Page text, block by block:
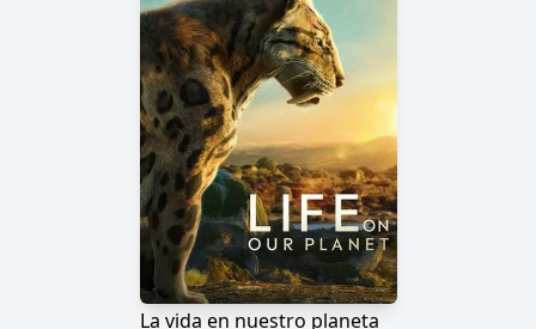
La vida en nuestro planeta